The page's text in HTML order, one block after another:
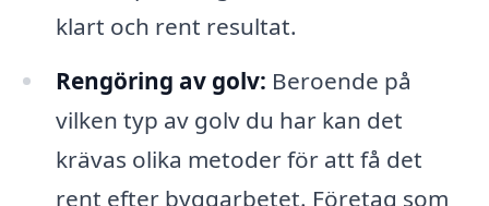
klart och rent resultat.
Rengöring av golv: Beroende på
vilken typ av golv du har kan det
krävas olika metoder för att få det
rent efter byggarbetet. Företag som